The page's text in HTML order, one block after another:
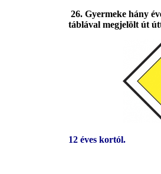
26. Gyermeke hány
táblával megjelölt út
12 éves kortól.